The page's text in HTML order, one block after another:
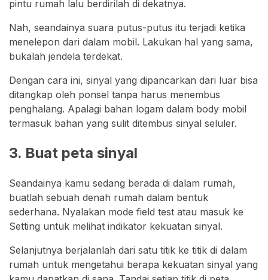
pintu rumah lalu berdirilah di dekatnya.
Nah, seandainya suara putus-putus itu terjadi ketika
menelepon dari dalam mobil. Lakukan hal yang sama,
bukalah jendela terdekat.
Dengan cara ini, sinyal yang dipancarkan dari luar bisa
ditangkap oleh ponsel tanpa harus menembus
penghalang. Apalagi bahan logam dalam body mobil
termasuk bahan yang sulit ditembus sinyal seluler.
3. Buat peta sinyal
Seandainya kamu sedang berada di dalam rumah,
buatlah sebuah denah rumah dalam bentuk
sederhana. Nyalakan mode field test atau masuk ke
Setting untuk melihat indikator kekuatan sinyal.
Selanjutnya berjalanlah dari satu titik ke titik di dalam
rumah untuk mengetahui berapa kekuatan sinyal yang